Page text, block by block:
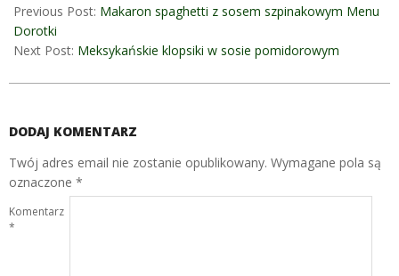
Previous Post: Makaron spaghetti z sosem szpinakowym Menu
Dorotki
Next Post: Meksykańskie klopsiki w sosie pomidorowym
DODAJ KOMENTARZ
Twój adres email nie zostanie opublikowany. Wymagane pola są
oznaczone *
Komentarz
*